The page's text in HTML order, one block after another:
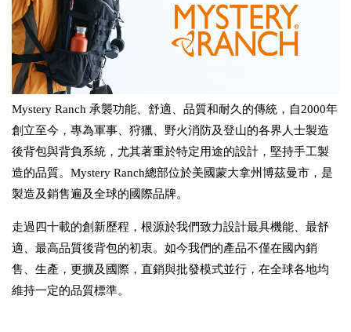
Mystery Ranch 承襲功能、舒適、品質和耐久的傳統，自2000年
創立至今，專為軍事、狩獵、野火消防及登山的各界人士製造
後背包與背負系統，尤其著重於特定用途的設計，堅持手工製
造的品質。Mystery Ranch總部位於美國蒙大拿州博茲曼市，是
製造及銷售遍及全球的國際品牌。
走過四十載的創新歷程，根源於我們致力設計最具機能、最舒
適、最高品質後背包的初衷。如今我們的產品不僅在國內銷
售、生產，更擴及國際，直銷與批發模式並行，在全球各地均
維持一定的品質標準。